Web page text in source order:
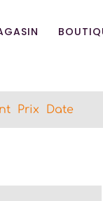
Prix Date